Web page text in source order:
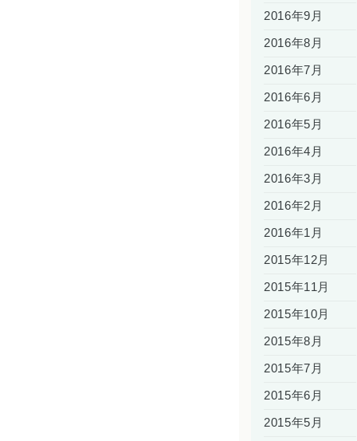
2016年9月
2016年8月
2016年7月
2016年6月
2016年5月
2016年4月
2016年3月
2016年2月
2016年1月
2015年12月
2015年11月
2015年10月
2015年8月
2015年7月
2015年6月
2015年5月